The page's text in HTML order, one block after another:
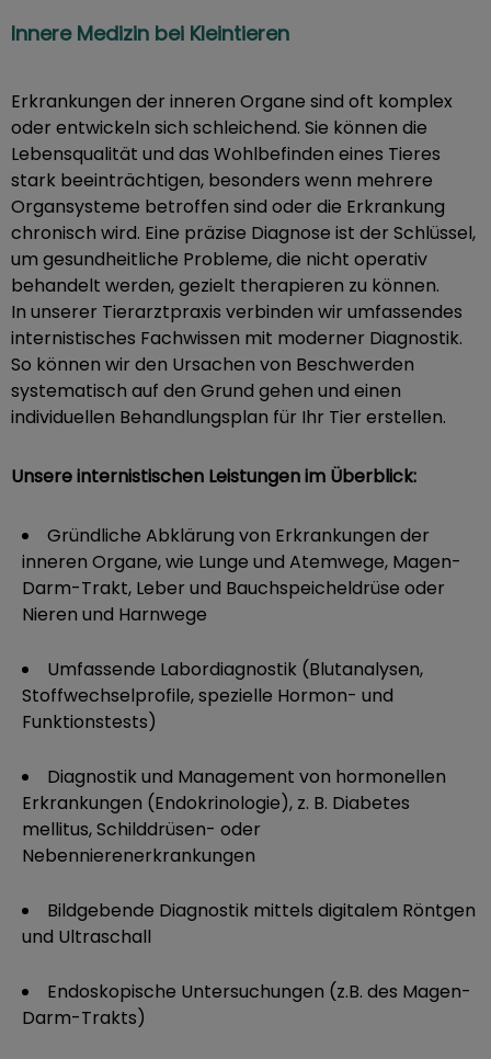
Innere Medizin bei Kleintieren
Erkrankungen der inneren Organe sind oft komplex
oder entwickeln sich schleichend. Sie können die
Lebensqualität und das Wohlbefinden eines Tieres
stark beeinträchtigen, besonders wenn mehrere
Organsysteme betroffen sind oder die Erkrankung
chronisch wird. Eine präzise Diagnose ist der Schlüssel,
um gesundheitliche Probleme, die nicht operativ
behandelt werden, gezielt therapieren zu können.
In unserer Tierarztpraxis verbinden wir umfassendes
internistisches Fachwissen mit moderner Diagnostik.
So können wir den Ursachen von Beschwerden
systematisch auf den Grund gehen und einen
individuellen Behandlungsplan für Ihr Tier erstellen.
Unsere internistischen Leistungen im Überblick:
Gründliche Abklärung von Erkrankungen der
inneren Organe, wie Lunge und Atemwege, Magen-
Darm-Trakt, Leber und Bauchspeicheldrüse oder
Nieren und Harnwege
Umfassende Labordiagnostik (Blutanalysen,
Stoffwechselprofile, spezielle Hormon- und
Funktionstests)
Diagnostik und Management von hormonellen
Erkrankungen (Endokrinologie), z. B. Diabetes
mellitus, Schilddrüsen- oder
Nebennierenerkrankungen
Bildgebende Diagnostik mittels digitalem Röntgen
und Ultraschall
Endoskopische Untersuchungen (z.B. des Magen-
Darm-Trakts)